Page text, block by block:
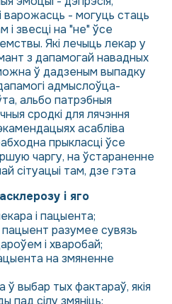
варожасць - могуць стаць
звесці на "не" ўсе
Які лечыць лекар у
з дапамогай навадных
ў дадзеным выпадку
адмыслоўца-
альбо патрэбныя
сродкі для лячэння
асабліва
прыкласці ўсе
чаргу, на ўстараненне
сітуацыі там, дзе гэта
і яго
і пацыента;
разумее сувязь
і хваробай;
на змяненне
ў выбар тых фактараў, якія
пад сілу змяніць;